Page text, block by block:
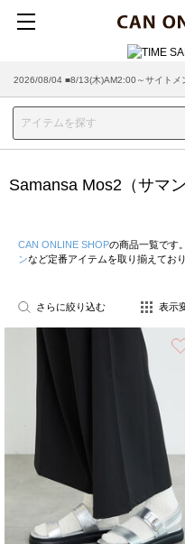
2026/08/04 ■8/13(木)AM2:00～サイトメ
Samansa Mos2（サマ
CAN ONLINE SHOPの商品一覧です。
ンなど定番アイテムを取り揃えており
さらに絞り込む 表示